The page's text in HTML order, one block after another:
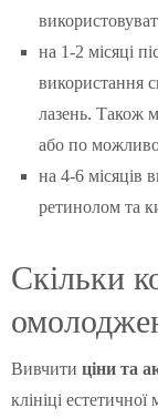
на 1-2 місяці
використання
лазень. Також
або по
на 4-6 місяців
ретинолом та
Скільки
Вивчити ціни та
клініці